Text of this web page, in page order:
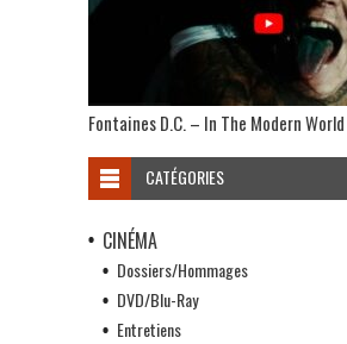
Fontaines D.C. – In The Modern World
CATÉGORIES
CINÉMA
Dossiers/Hommages
DVD/Blu-Ray
Entretiens